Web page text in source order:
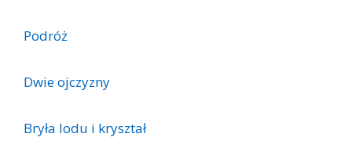
Podróż
Dwie ojczyzny
Bryła lodu i kryształ